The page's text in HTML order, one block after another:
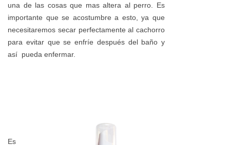
una de las cosas que mas altera al perro. Es
importante que se acostumbre a esto, ya que
necesitaremos secar perfectamente al cachorro
para evitar que se enfríe después del baño y
así pueda enfermar.
Es